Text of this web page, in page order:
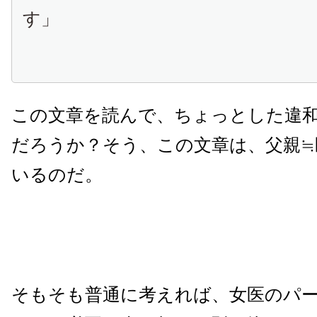
す」
この文章を読んで、ちょっとした違
だろうか？そう、この文章は、父親
いるのだ。
そもそも普通に考えれば、女医のパ